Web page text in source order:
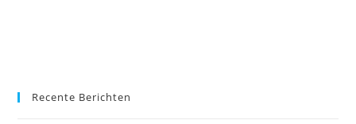
Recente Berichten